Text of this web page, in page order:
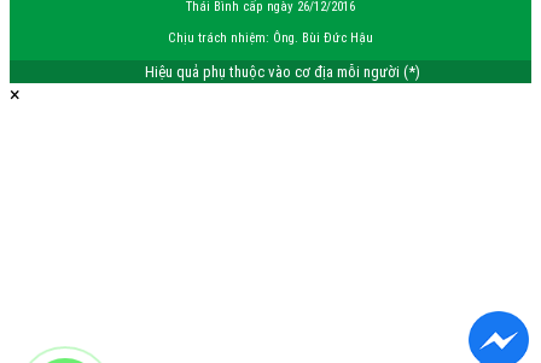
Thái Bình cấp ngày 26/12/2016
Chịu trách nhiệm: Ông. Bùi Đức Hậu
Hiệu quả phụ thuộc vào cơ địa mỗi người (*)
×